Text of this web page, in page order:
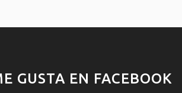
GUSTA EN FACEBOOK